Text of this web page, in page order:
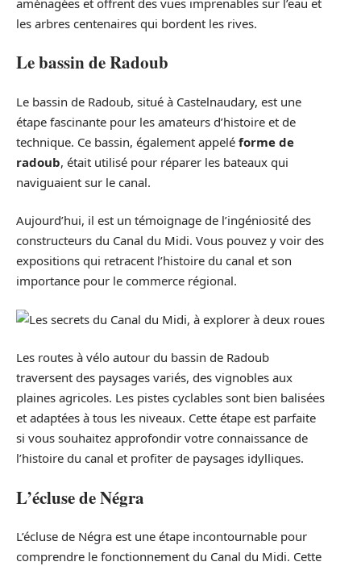
les arbres centenaires qui bordent les rives.
Le bassin de Radoub
Le bassin de Radoub, situé à Castelnaudary, est une
étape fascinante pour les amateurs d’histoire et de
technique. Ce bassin, également appelé forme de
radoub, était utilisé pour réparer les bateaux qui
naviguaient sur le canal.
Aujourd’hui, il est un témoignage de l’ingéniosité des
constructeurs du Canal du Midi. Vous pouvez y voir des
expositions qui retracent l’histoire du canal et son
importance pour le commerce régional.
Les routes à vélo autour du bassin de Radoub
traversent des paysages variés, des vignobles aux
plaines agricoles. Les pistes cyclables sont bien balisées
et adaptées à tous les niveaux. Cette étape est parfaite
si vous souhaitez approfondir votre connaissance de
l’histoire du canal et profiter de paysages idylliques.
L’écluse de Négra
L’écluse de Négra est une étape incontournable pour
comprendre le fonctionnement du Canal du Midi. Cette